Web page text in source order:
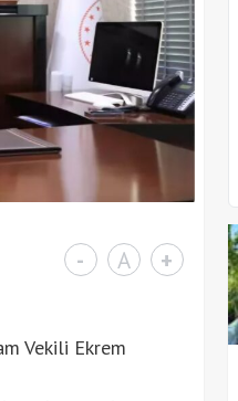
- A +
Vekili Ekrem